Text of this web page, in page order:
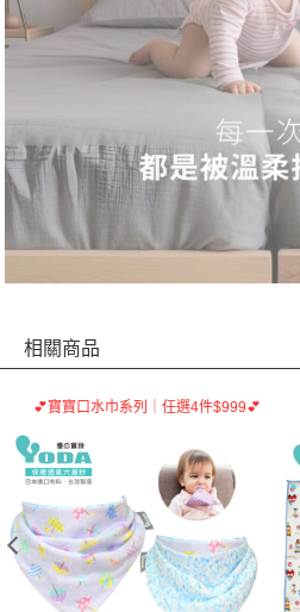
相關商品
💕寶寶口水巾系列｜任選4件$999💕